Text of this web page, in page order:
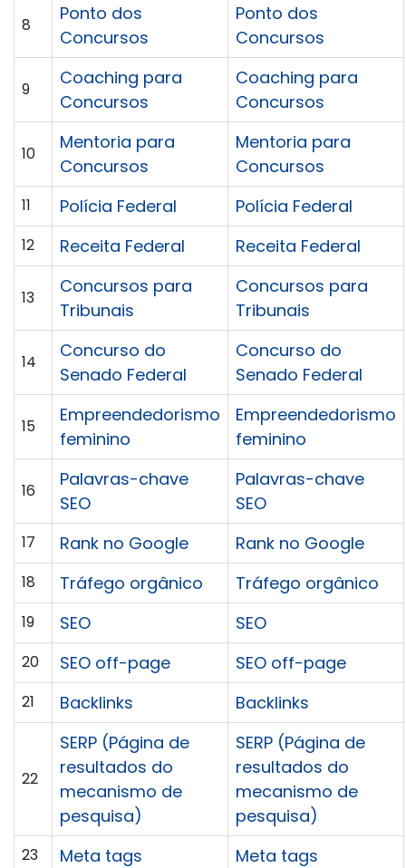
8
Ponto dos
Concursos
Ponto dos
Concursos
9
Coaching para
Concursos
Coaching para
Concursos
10
Mentoria para
Concursos
Mentoria para
Concursos
11 Polícia Federal Polícia Federal
12 Receita Federal Receita Federal
13
Concursos para
Tribunais
Concursos para
Tribunais
14
Concurso do
Senado Federal
Concurso do
Senado Federal
15
Empreendedorismo
feminino
Empreendedorismo
feminino
16
Palavras-chave
SEO
Palavras-chave
SEO
17 Rank no Google Rank no Google
18 Tráfego orgânico Tráfego orgânico
19 SEO SEO
20 SEO off-page SEO off-page
21 Backlinks Backlinks
22
SERP (Página de
resultados do
mecanismo de
pesquisa)
SERP (Página de
resultados do
mecanismo de
pesquisa)
23 Meta tags Meta tags